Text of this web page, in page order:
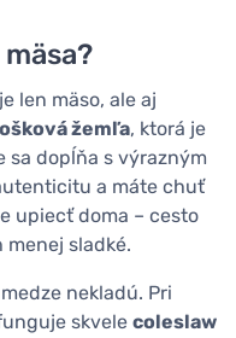
len mäso, ale aj
žemľa, ktorá je
sa dopĺňa s výrazným
a máte chuť
upiecť doma – cesto
menej sladké.
nekladú. Pri
skvele coleslaw